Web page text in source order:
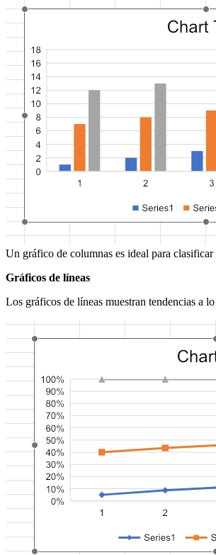
Un gráfico de columnas es ideal para
Gráficos de líneas
Los gráficos de líneas muestran tendencias a